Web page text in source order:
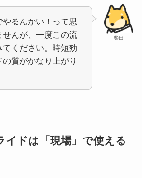
柴田
やるんかい！って思
せんが、一度この流
てください。時短効
質がかなり上がり
イドは「現場」で使える